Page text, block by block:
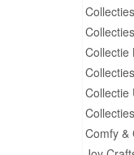
Collectie
Collectie
Comfy &